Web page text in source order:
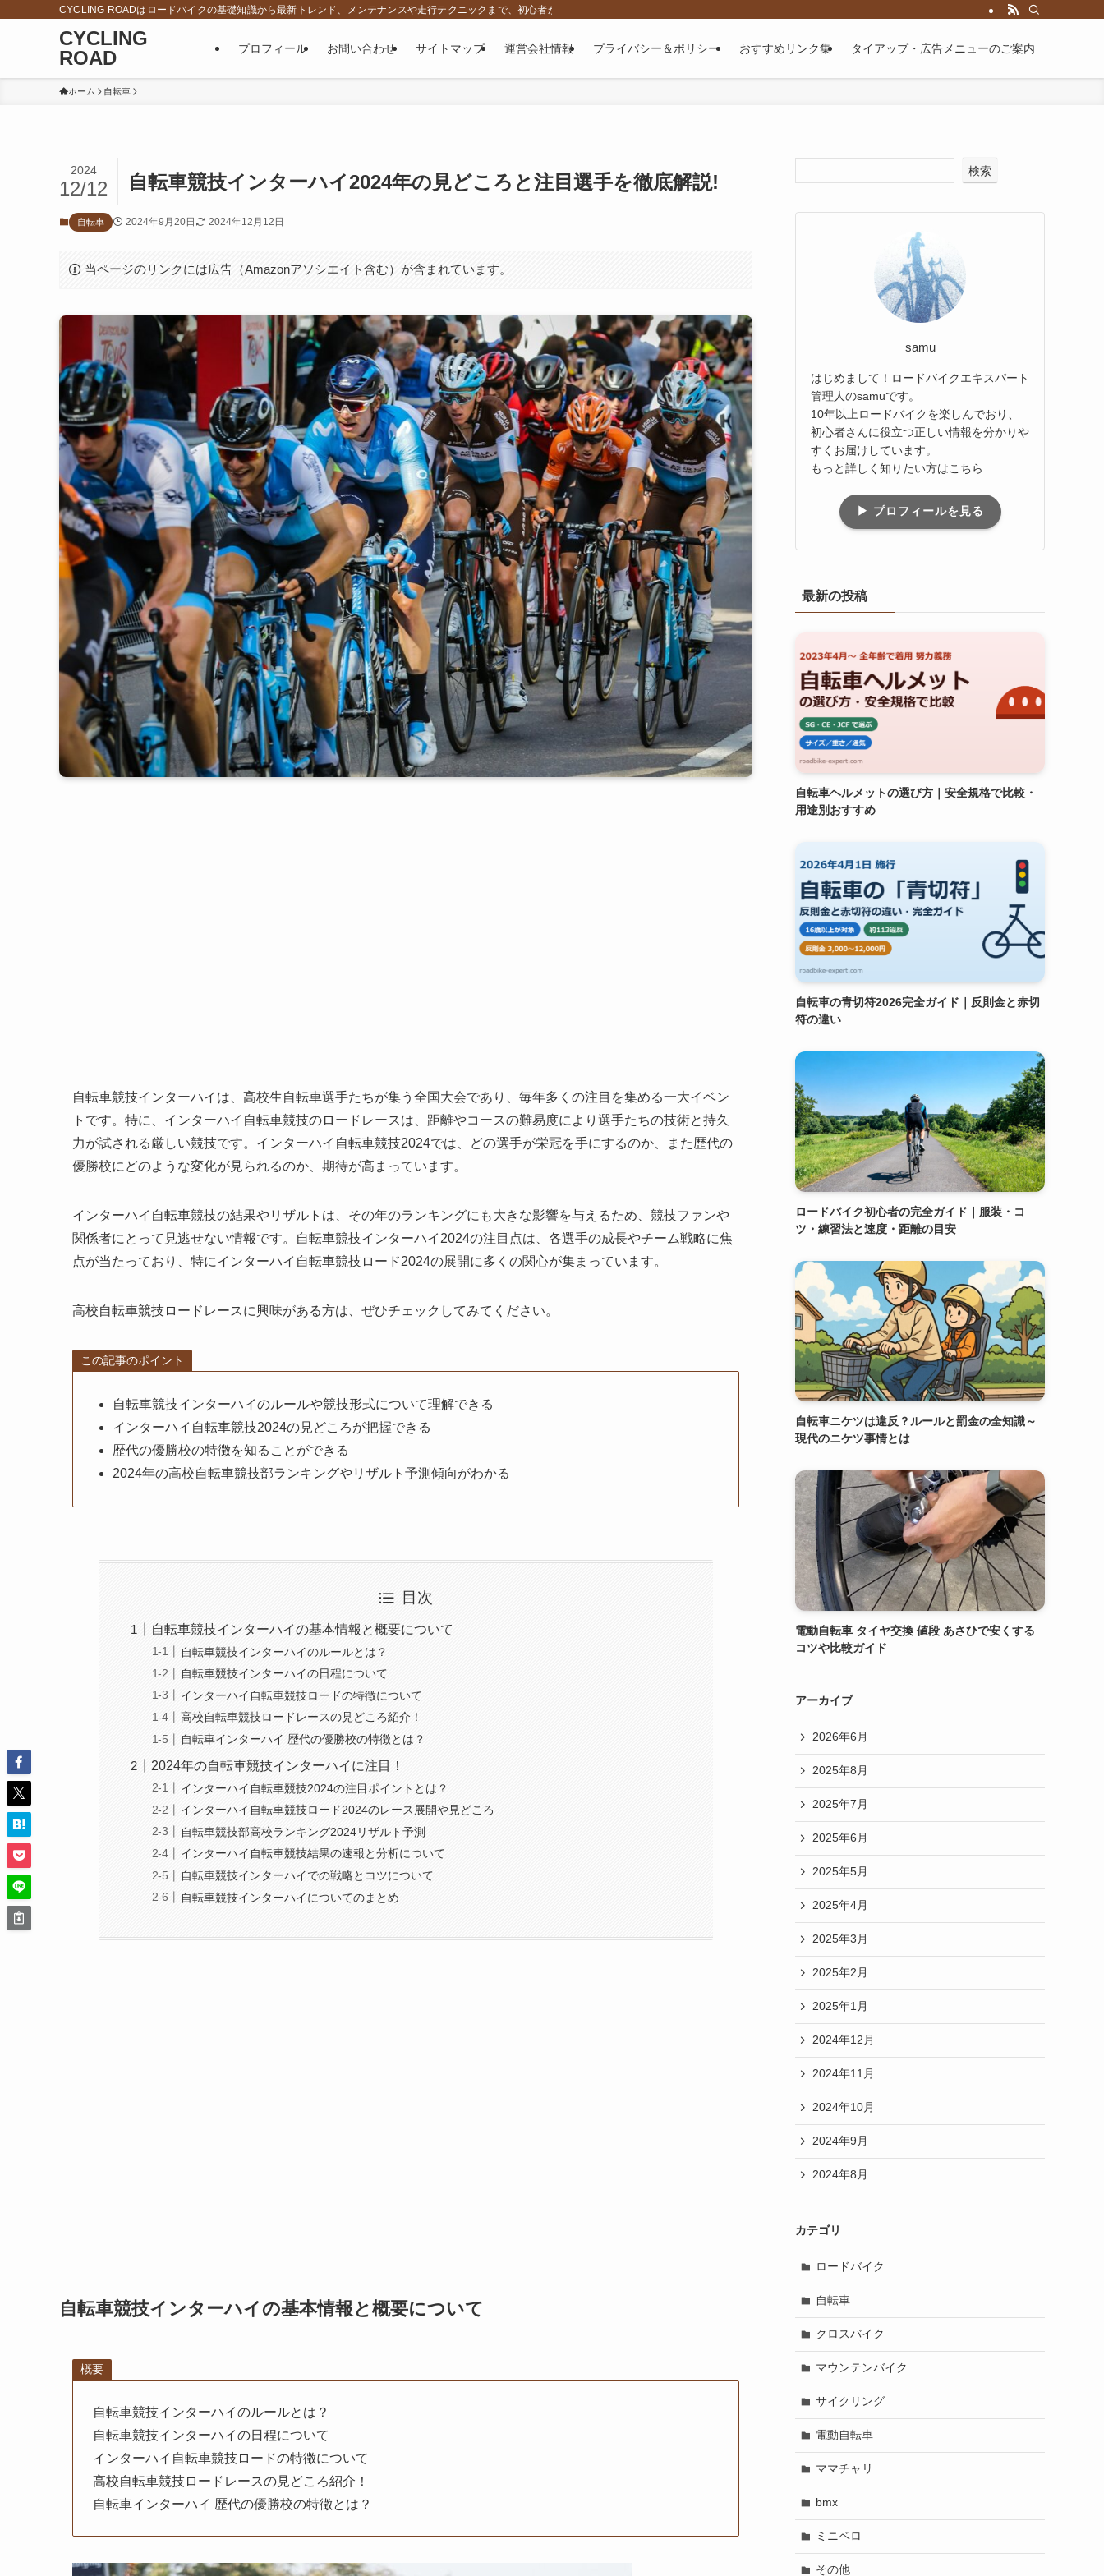
CYCLING ROADはロードバイクの基礎知識から最新トレンド、メンテナンスや走行テクニックまで、初心者から上級者に向けて役立つ専門情報をお届けするブログです。
CYCLING
ROAD
プロフィール お問い合わせ サイトマップ 運営会社情報 プライバシー＆ポリシー おすすめリンク集 タイアップ・広告メニューのご案内
ホーム 自転車
自転車競技インターハイ2024年の見どころと注目選手を徹底解説!
2024
12/12
自転車 2024年9月20日 2024年12月12日
当ページのリンクには広告（Amazonアソシエイト含む）が含まれています。
自転車競技インターハイは、高校生自転車選手たちが集う全国大会であり、毎年多くの注目を集める一大イベン
トです。特に、インターハイ自転車競技のロードレースは、距離やコースの難易度により選手たちの技術と持久
力が試される厳しい競技です。インターハイ自転車競技2024では、どの選手が栄冠を手にするのか、また歴代の
優勝校にどのような変化が見られるのか、期待が高まっています。
インターハイ自転車競技の結果やリザルトは、その年のランキングにも大きな影響を与えるため、競技ファンや
関係者にとって見逃せない情報です。自転車競技インターハイ2024の注目点は、各選手の成長やチーム戦略に焦
点が当たっており、特にインターハイ自転車競技ロード2024の展開に多くの関心が集まっています。
高校自転車競技ロードレースに興味がある方は、ぜひチェックしてみてください。
この記事のポイント
自転車競技インターハイのルールや競技形式について理解できる
インターハイ自転車競技2024の見どころが把握できる
歴代の優勝校の特徴を知ることができる
2024年の高校自転車競技部ランキングやリザルト予測傾向がわかる
目次
自転車競技インターハイの基本情報と概要について
自転車競技インターハイのルールとは？
自転車競技インターハイの日程について
インターハイ自転車競技ロードの特徴について
高校自転車競技ロードレースの見どころ紹介！
自転車インターハイ 歴代の優勝校の特徴とは？
2024年の自転車競技インターハイに注目！
インターハイ自転車競技2024の注目ポイントとは？
インターハイ自転車競技ロード2024のレース展開や見どころ
自転車競技部高校ランキング2024リザルト予測
インターハイ自転車競技結果の速報と分析について
自転車競技インターハイでの戦略とコツについて
自転車競技インターハイについてのまとめ
自転車競技インターハイの基本情報と概要について
概要
自転車競技インターハイのルールとは？
自転車競技インターハイの日程について
インターハイ自転車競技ロードの特徴について
高校自転車競技ロードレースの見どころ紹介！
自転車インターハイ 歴代の優勝校の特徴とは？
検索
samu
はじめまして！ロードバイクエキスパート
管理人のsamuです。
10年以上ロードバイクを楽しんでおり、
初心者さんに役立つ正しい情報を分かりや
すくお届けしています。
もっと詳しく知りたい方はこちら
▶ プロフィールを見る
最新の投稿
自転車ヘルメットの選び方｜安全規格で比較・
用途別おすすめ
自転車の青切符2026完全ガイド｜反則金と赤切
符の違い
ロードバイク初心者の完全ガイド｜服装・コ
ツ・練習法と速度・距離の目安
自転車ニケツは違反？ルールと罰金の全知識～
現代のニケツ事情とは
電動自転車 タイヤ交換 値段 あさひで安くする
コツや比較ガイド
アーカイブ
2026年6月
2025年8月
2025年7月
2025年6月
2025年5月
2025年4月
2025年3月
2025年2月
2025年1月
2024年12月
2024年11月
2024年10月
2024年9月
2024年8月
カテゴリ
ロードバイク
自転車
クロスバイク
マウンテンバイク
サイクリング
電動自転車
ママチャリ
bmx
ミニベロ
その他